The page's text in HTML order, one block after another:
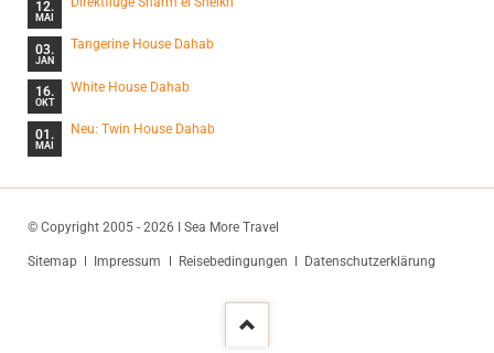
12.
MAI
03.
JAN
Tangerine House Dahab
16.
OKT
White House Dahab
01.
MAI
Neu: Twin House Dahab
© Copyright 2005 - 2026 I Sea More Travel
Navigation
Sitemap Impressum Reisebedingungen Datenschutzerklärung